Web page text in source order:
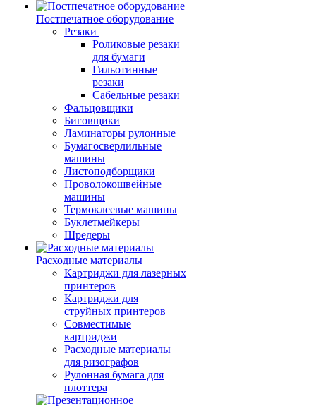
Постпечатное оборудование
Резаки
Роликовые резаки
для бумаги
Гильотинные
резаки
Сабельные резаки
Фальцовщики
Биговщики
Ламинаторы рулонные
Бумагосверлильные
машины
Листоподборщики
Проволокошвейные
машины
Термоклеевые машины
Буклетмейкеры
Шредеры
Расходные материалы
Картриджи для лазерных
принтеров
Картриджи для
струйных принтеров
Совместимые
картриджи
Расходные материалы
для ризографов
Рулонная бумага для
плоттера